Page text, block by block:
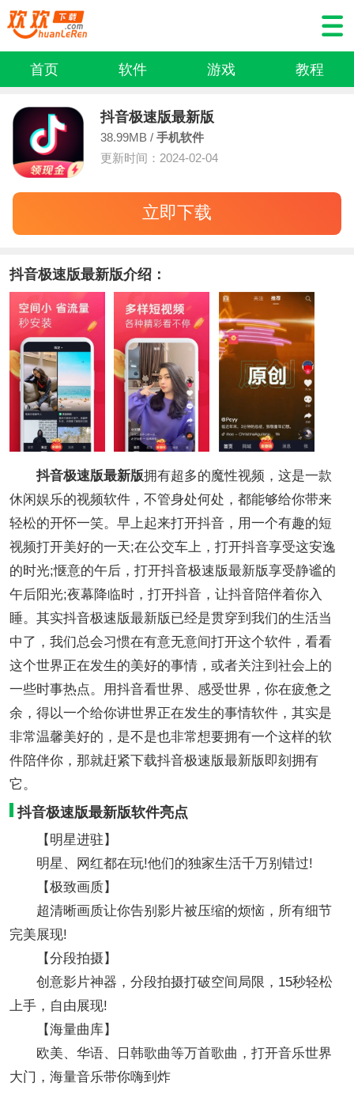
首页 软件 游戏 教程
抖音极速版最新版
38.99MB / 手机软件
更新时间：2024-02-04
立即下载
抖音极速版最新版介绍：
抖音极速版最新版拥有超多的魔性视频，这是一款
休闲娱乐的视频软件，不管身处何处，都能够给你带来
轻松的开怀一笑。早上起来打开抖音，用一个有趣的短
视频打开美好的一天;在公交车上，打开抖音享受这安逸
的时光;惬意的午后，打开抖音极速版最新版享受静谧的
午后阳光;夜幕降临时，打开抖音，让抖音陪伴着你入
睡。其实抖音极速版最新版已经是贯穿到我们的生活当
中了，我们总会习惯在有意无意间打开这个软件，看看
这个世界正在发生的美好的事情，或者关注到社会上的
一些时事热点。用抖音看世界、感受世界，你在疲惫之
余，得以一个给你讲世界正在发生的事情软件，其实是
非常温馨美好的，是不是也非常想要拥有一个这样的软
件陪伴你，那就赶紧下载抖音极速版最新版即刻拥有
它。
抖音极速版最新版软件亮点
【明星进驻】
明星、网红都在玩!他们的独家生活千万别错过!
【极致画质】
超清晰画质让你告别影片被压缩的烦恼，所有细节
完美展现!
【分段拍摄】
创意影片神器，分段拍摄打破空间局限，15秒轻松
上手，自由展现!
【海量曲库】
欧美、华语、日韩歌曲等万首歌曲，打开音乐世界
大门，海量音乐带你嗨到炸